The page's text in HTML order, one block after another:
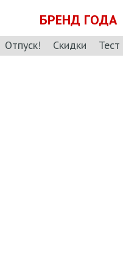
БРЕНД ГОДА
Отпуск! Скидки